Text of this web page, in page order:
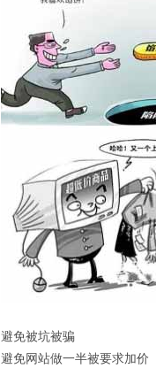
避免被坑被骗
避免网站做一半被要求加价